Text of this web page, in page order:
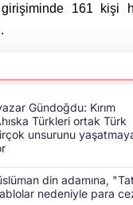
161 kişi
Gündoğdu: Kırım
Türkleri ortak Türk
unsurunu
din adamına,
nedeniyle para